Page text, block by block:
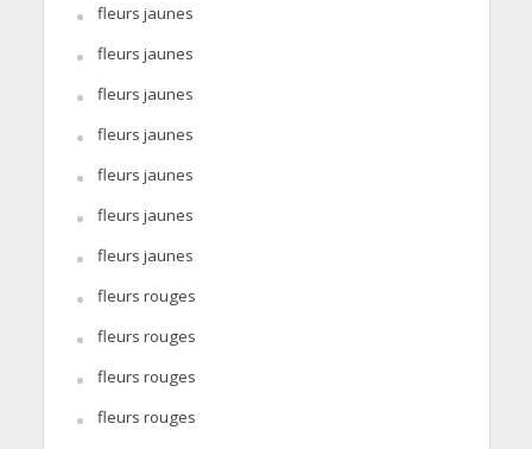
fleurs jaunes
fleurs jaunes
fleurs jaunes
fleurs jaunes
fleurs jaunes
fleurs jaunes
fleurs jaunes
fleurs rouges
fleurs rouges
fleurs rouges
fleurs rouges